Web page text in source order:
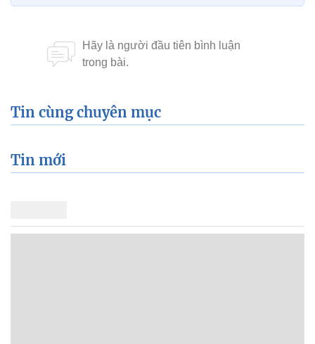
Tin cùng chuyên mục
Tin mới